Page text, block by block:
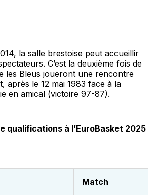
la salle brestoise peut accueillir
C’est la deuxième fois de
les Bleus joueront une rencontre
après le 12 mai 1983 face à la
en amical (victoire 97-87).
qualifications à l’EuroBasket 2025
Match